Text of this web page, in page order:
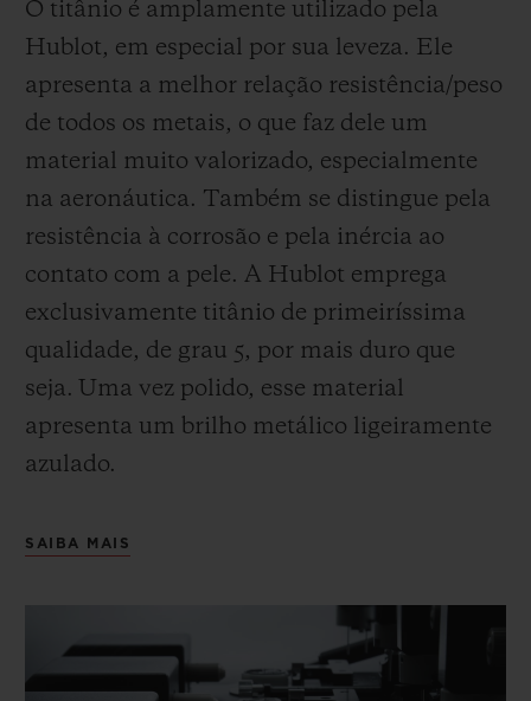
O titânio é amplamente utilizado pela
Hublot, em especial por sua leveza. Ele
apresenta a melhor relação resistência/peso
de todos os metais, o que faz dele um
material muito valorizado, especialmente
na aeronáutica. Também se distingue pela
resistência à corrosão e pela inércia ao
contato com a pele. A Hublot emprega
exclusivamente titânio de primeiríssima
qualidade, de grau 5, por mais duro que
seja. Uma vez polido, esse material
apresenta um brilho metálico ligeiramente
azulado.
SAIBA MAIS